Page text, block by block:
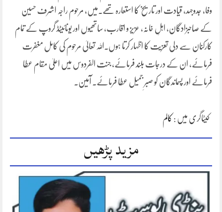
وفا، جدوجہد، قیادت اور تاریخ کا استعارہ تھے۔میں، مرحوم راجہ اشرف حسین
کے صاحبزادگان، اہلِ خانہ، عزیز و اقارب، ساتھیوں اور یونائیٹڈ گروپ کے تمام
کارکنان سے دلی تعزیت کا اظہار کرتا ہوں۔اللہ تعالیٰ مرحوم کی کامل مغفرت
فرمائے، ان کے درجات بلند فرمائے، جنت الفردوس میں اعلیٰ مقام عطا
فرمائے اور پسماندگان کو صبرِ جمیل عطا فرمائے۔ آمین۔
کیٹاگری میں : کالم
مزید پڑھیں